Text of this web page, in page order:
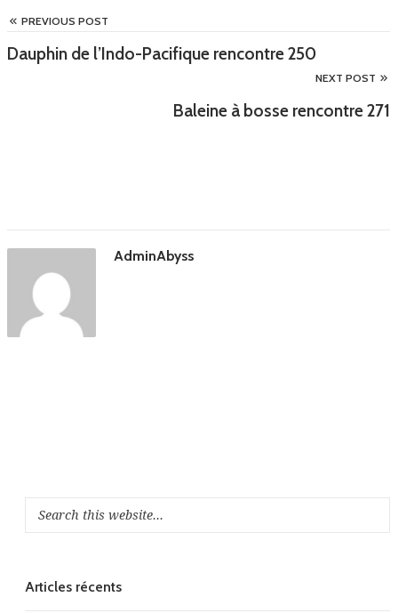
PREVIOUS POST
Dauphin de l’Indo-Pacifique rencontre 250
NEXT POST
Baleine à bosse rencontre 271
AdminAbyss
Articles récents